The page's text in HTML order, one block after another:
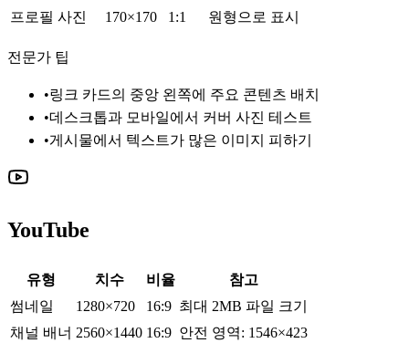
프로필 사진
170×170 1:1 원형으로 표시
전문가 팁
•링크 카드의 중앙 왼쪽에 주요 콘텐츠 배치
•데스크톱과 모바일에서 커버 사진 테스트
•게시물에서 텍스트가 많은 이미지 피하기
YouTube
유형 치수 비율
참고
썸네일
1280×720 16:9 최대 2MB 파일 크기
채널 배너 2560×1440 16:9 안전 영역: 1546×423